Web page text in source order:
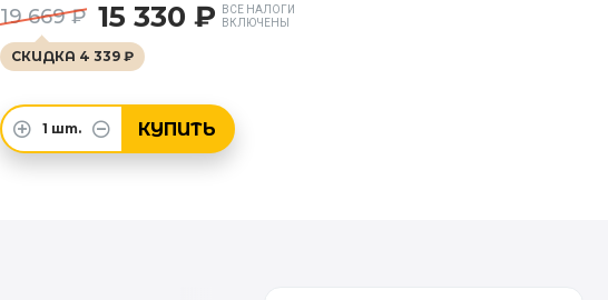
19 669 ₽ 15 330 ₽
ВСЕ НАЛОГИ
ВКЛЮЧЕНЫ
СКИДКА 4 339 ₽
1 шт. КУПИТЬ